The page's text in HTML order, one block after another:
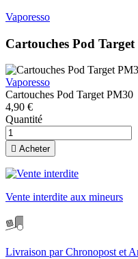
Vaporesso
Cartouches Pod
Vaporesso
Cartouches Pod Target PM30
4,90 €
Quantité
 Acheter
Vente interdite aux mineurs
Livraison par Chronopost et